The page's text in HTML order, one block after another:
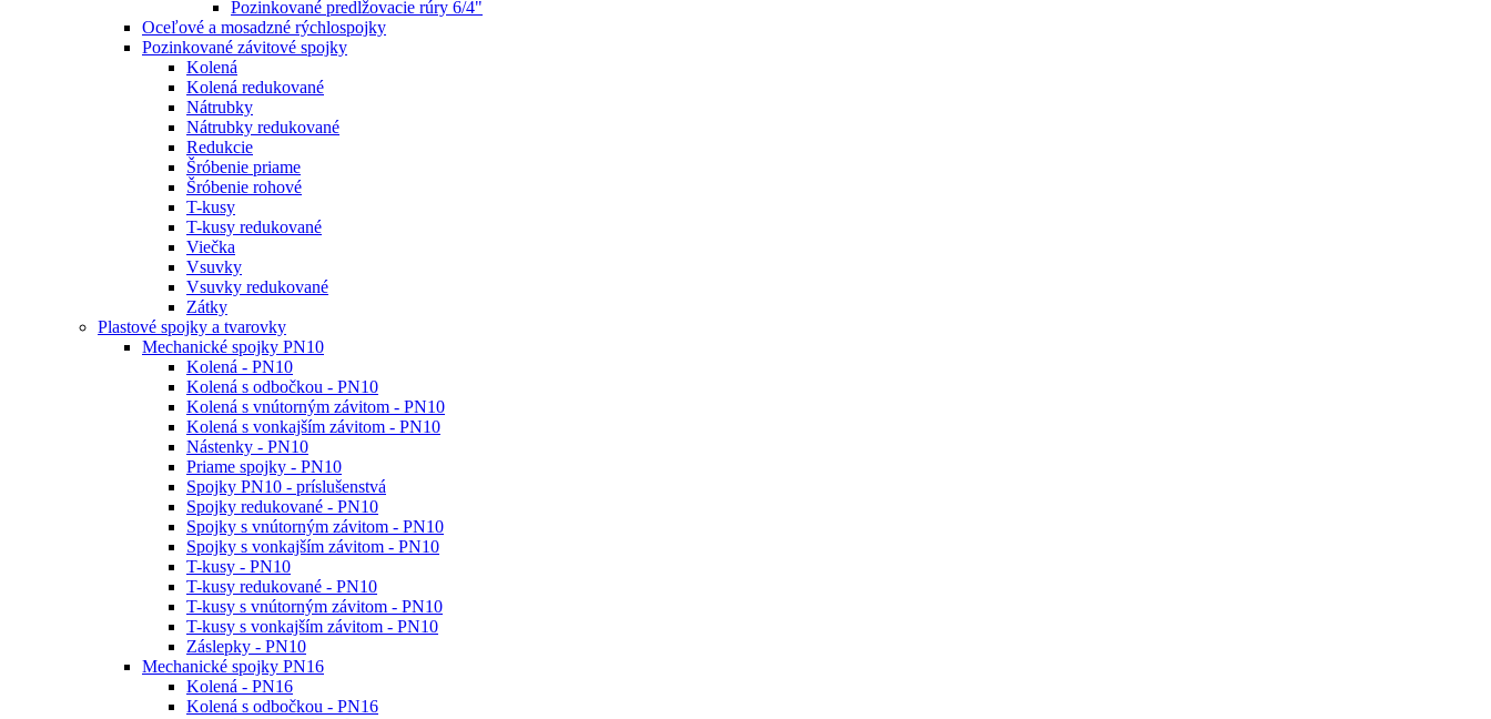
Pozinkované predlžovacie rúry 6/4"
Oceľové a mosadzné rýchlospojky
Pozinkované závitové spojky
Kolená
Kolená redukované
Nátrubky
Nátrubky redukované
Redukcie
Šróbenie priame
Šróbenie rohové
T-kusy
T-kusy redukované
Viečka
Vsuvky
Vsuvky redukované
Zátky
Plastové spojky a tvarovky
Mechanické spojky PN10
Kolená - PN10
Kolená s odbočkou - PN10
Kolená s vnútorným závitom - PN10
Kolená s vonkajším závitom - PN10
Nástenky - PN10
Priame spojky - PN10
Spojky PN10 - príslušenstvá
Spojky redukované - PN10
Spojky s vnútorným závitom - PN10
Spojky s vonkajším závitom - PN10
T-kusy - PN10
T-kusy redukované - PN10
T-kusy s vnútorným závitom - PN10
T-kusy s vonkajším závitom - PN10
Záslepky - PN10
Mechanické spojky PN16
Kolená - PN16
Kolená s odbočkou - PN16